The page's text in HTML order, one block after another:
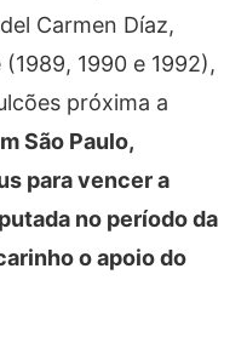
Carmen Díaz,
1990 e 1992),
próxima a
São Paulo,
para vencer a
no período da
o apoio do